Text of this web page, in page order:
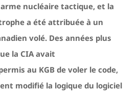
arme nucléaire tactique, et la
a été attribuée à un
volé. Des années plus
la CIA avait
au KGB de voler le code,
modifié la logique du logiciel